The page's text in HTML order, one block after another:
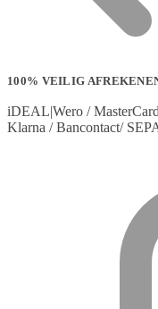
100% VEILIG
iDEAL|Wero /
Klarna / Bancontact/